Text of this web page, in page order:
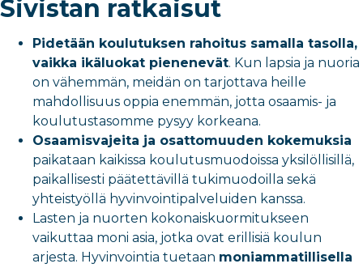
Sivistan ratkaisut
Pidetään koulutuksen rahoitus samalla tasolla,
vaikka ikäluokat pienenevät. Kun lapsia ja nuoria
on vähemmän, meidän on tarjottava heille
mahdollisuus oppia enemmän, jotta osaamis- ja
koulutustasomme pysyy korkeana.
Osaamisvajeita ja osattomuuden kokemuksia
paikataan kaikissa koulutusmuodoissa yksilöllisillä,
paikallisesti päätettävillä tukimuodoilla sekä
yhteistyöllä hyvinvointipalveluiden kanssa.
Lasten ja nuorten kokonaiskuormitukseen
vaikuttaa moni asia, jotka ovat erillisiä koulun
arjesta. Hyvinvointia tuetaan moniammatillisella